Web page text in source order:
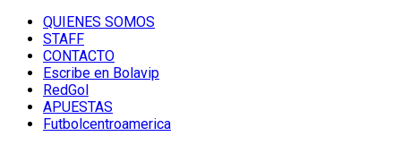
QUIENES SOMOS
STAFF
CONTACTO
Escribe en Bolavip
RedGol
APUESTAS
Futbolcentroamerica